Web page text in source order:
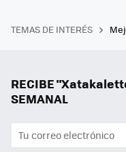
TEMAS DE INTERÉS
RECIBE
SEMANAL